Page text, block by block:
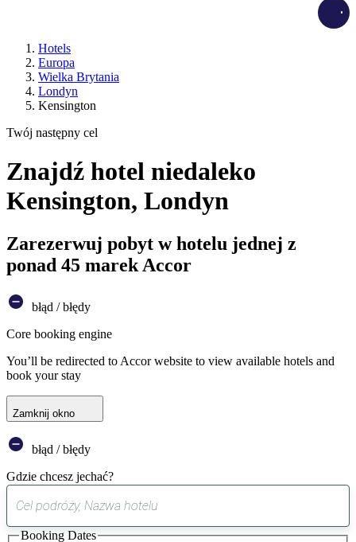
Hotels
Europa
Wielka Brytania
Londyn
Kensington
Twój następny cel
Znajdź hotel niedaleko
Kensington, Londyn
Zarezerwuj pobyt w hotelu jednej z
ponad 45 marek Accor
błąd / błędy
Core booking engine
You’ll be redirected to Accor website to view available hotels and
book your stay
Zamknij okno
błąd / błędy
Gdzie chcesz jechać?
sugestia
została
Booking Dates